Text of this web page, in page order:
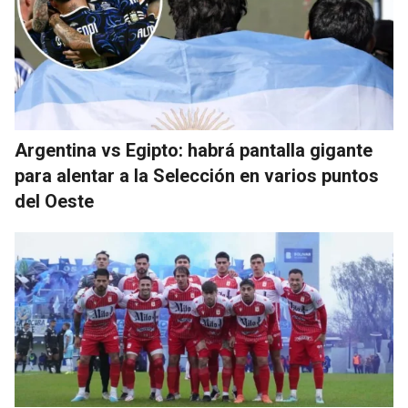
Argentina vs Egipto: habrá pantalla gigante
para alentar a la Selección en varios puntos
del Oeste